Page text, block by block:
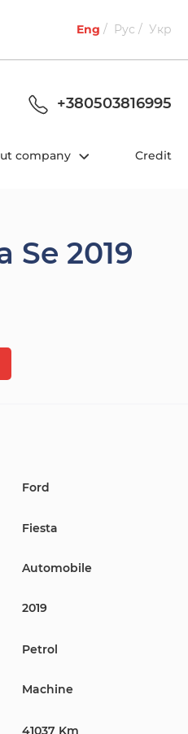
Eng Рус Укр
+380503816995
company Credit
Se 2019
Ford
Fiesta
Automobile
2019
Petrol
Machine
41037 Km